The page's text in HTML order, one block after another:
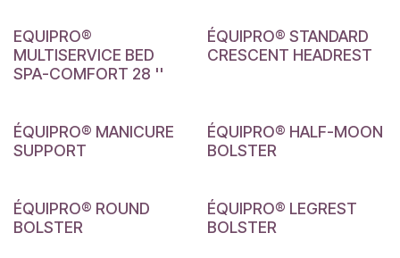
EQUIPRO®
MULTISERVICE BED
SPA-COMFORT 28 ''
ÉQUIPRO® STANDARD
CRESCENT HEADREST
ÉQUIPRO® MANICURE
SUPPORT
ÉQUIPRO® HALF-MOON
BOLSTER
ÉQUIPRO® ROUND
BOLSTER
ÉQUIPRO® LEGREST
BOLSTER